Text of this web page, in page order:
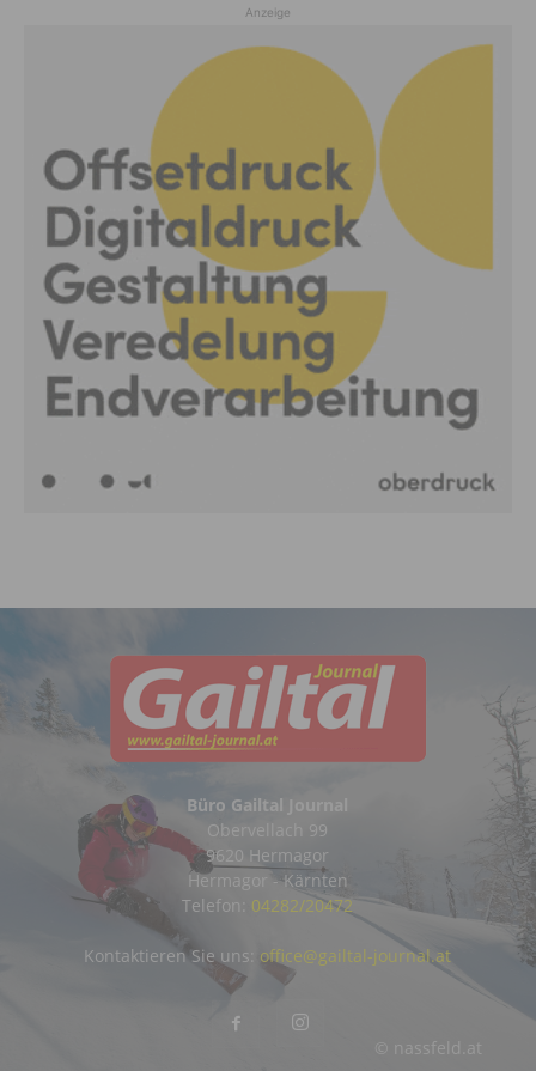
Anzeige
Büro Gailtal Journal
Obervellach 99
9620 Hermagor
Hermagor - Kärnten
Telefon: 04282/20472
© nassfeld.at
Kontaktieren Sie uns: office@gailtal-journal.at